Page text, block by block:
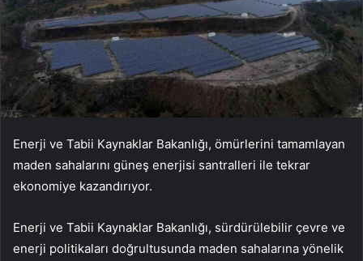
Enerji ve Tabii Kaynaklar Bakanlığı, ömürlerini tamamlayan
maden sahalarını güneş enerjisi santralleri ile tekrar
ekonomiye kazandırıyor.
Enerji ve Tabii Kaynaklar Bakanlığı, sürdürülebilir çevre ve
enerji politikaları doğrultusunda maden sahalarına yönelik